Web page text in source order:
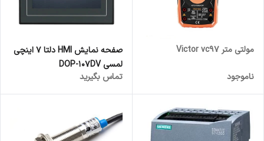
مولتی متر Victor vc97
ناموجود
صفحه نمایش HMI دلتا 7 اینچی
لمسی DOP-107DV
تماس بگیرید